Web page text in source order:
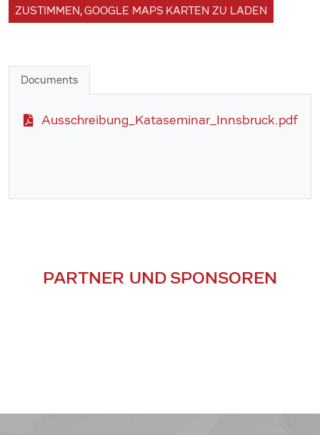
ZUSTIMMEN, GOOGLE MAPS KARTEN ZU LADEN
Documents
Ausschreibung_Kataseminar_Innsbruck.pdf
PARTNER UND SPONSOREN